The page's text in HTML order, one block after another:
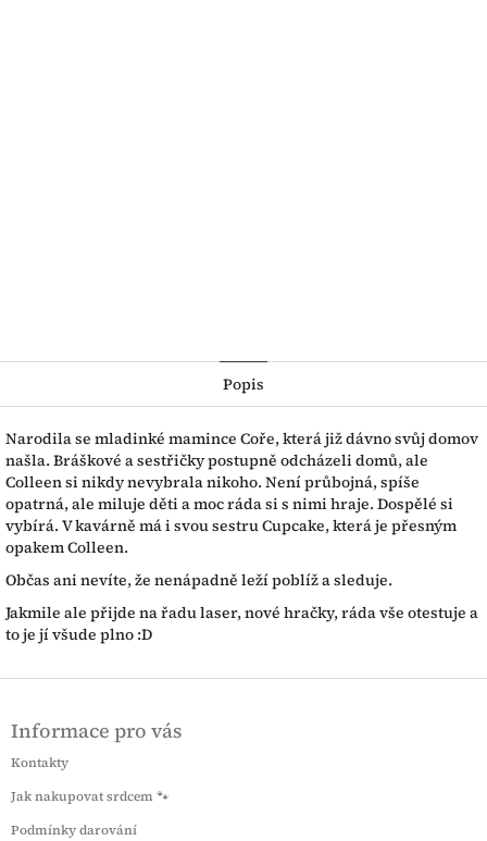
Popis
Narodila se mladinké mamince Coře, která již dávno svůj domov
našla. Bráškové a sestřičky postupně odcházeli domů, ale
Colleen si nikdy nevybrala nikoho. Není průbojná, spíše
opatrná, ale miluje děti a moc ráda si s nimi hraje. Dospělé si
vybírá. V kavárně má i svou sestru Cupcake, která je přesným
opakem Colleen.
Občas ani nevíte, že nenápadně leží poblíž a sleduje.
Jakmile ale přijde na řadu laser, nové hračky, ráda vše otestuje a
to je jí všude plno :D
pInformace pro vás
Kontakty
Jak nakupovat srdcem 🐾
Podmínky darování